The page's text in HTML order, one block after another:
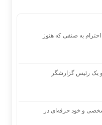
به صنفی که هنوز
یک رئیس گزارشگر
شخصی و خود حرفه‌ای در